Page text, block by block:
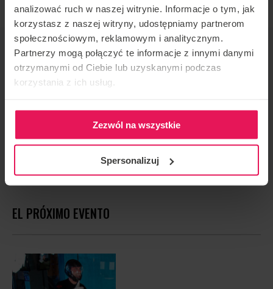
analizować ruch w naszej witrynie. Informacje o tym, jak
korzystasz z naszej witryny, udostępniamy partnerom
społecznościowym, reklamowym i analitycznym.
Partnerzy mogą połączyć te informacje z innymi danymi
otrzymanymi od Ciebie lub uzyskanymi podczas
korzystania z ich usług.
Zezwól na wszystkie
Spersonalizuj
ORGANIZADOR DE EVENTOS
Flyspot
CONTACTO CON RESPECTO AL EVENTO
RECOMENDAR ESTE EVENTO
EL PRÓXIMO EVENTO